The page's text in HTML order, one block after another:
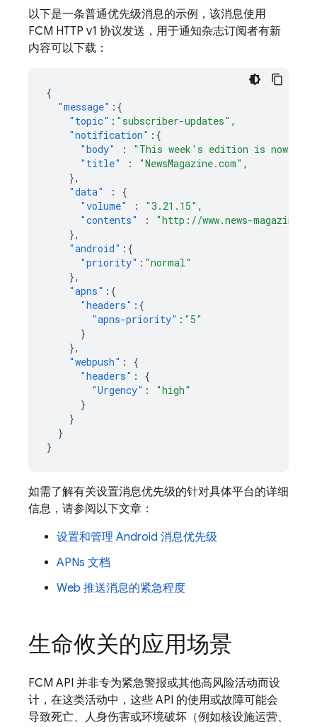
以下是一条普通优先级消息的示例，该消息使用
FCM HTTP v1 协议发送，用于通知杂志订阅者有新
内容可以下载：
{
"message" :{
"topic" : "subscriber-updates" ,
"notification" :{
"body"
:
"This week's edition is now
"title"
: "NewsMagazine.com" ,
},
"data"
:
{
"volume"
: "3.21.15" ,
"contents"
:
"http://www.news-
},
"android" :{
"priority" : "normal"
},
"apns" :{
"headers" :{
"apns-priority" : "5"
}
},
"webpush" :
{
"headers" :
{
"Urgency" :
"high"
}
}
}
}
如需了解有关设置消息优先级的针对具体平台的详细
信息，请参阅以下文章：
设置和管理 Android 消息优先级
APNs 文档
Web 推送消息的紧急程度
生命攸关的应用场景
FCM API 并非专为紧急警报或其他高风险活动而设
计，在这类活动中，这些 API 的使用或故障可能会
导致死亡、人身伤害或环境破坏（例如核设施运营、